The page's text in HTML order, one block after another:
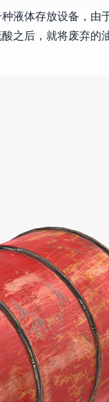
液体存放设备，由
之后，就将废弃的